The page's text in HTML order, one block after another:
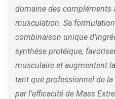
domaine des compléments
musculation. Sa
combinaison unique
synthèse protéique,
musculaire et augmentent
tant que professionnel de
par l’efficacité de Mass